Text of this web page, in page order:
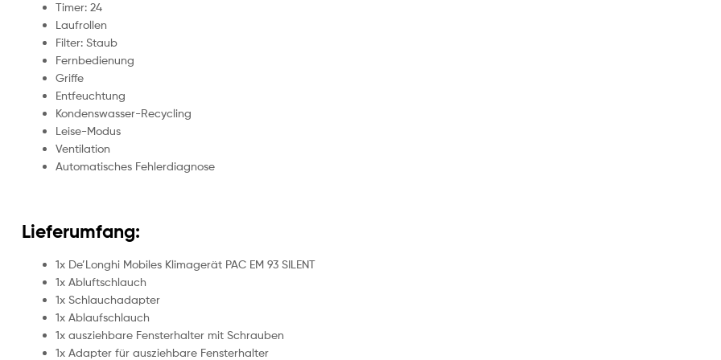
Timer: 24
Laufrollen
Filter: Staub
Fernbedienung
Griffe
Entfeuchtung
Kondenswasser-Recycling
Leise-Modus
Ventilation
Automatisches Fehlerdiagnose
Lieferumfang:
1x De’Longhi Mobiles Klimagerät PAC EM 93 SILENT
1x Abluftschlauch
1x Schlauchadapter
1x Ablaufschlauch
1x ausziehbare Fensterhalter mit Schrauben
1x Adapter für ausziehbare Fensterhalter